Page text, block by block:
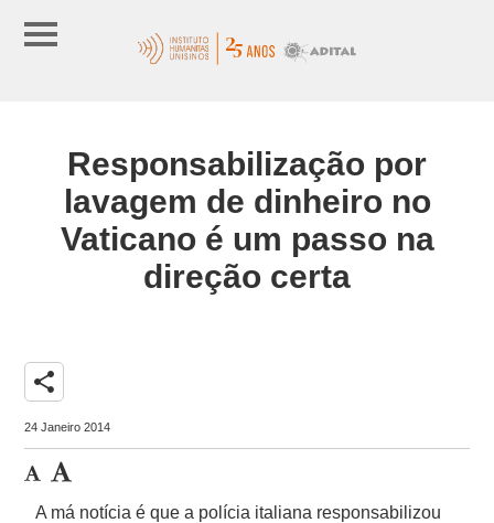
Responsabilização por
lavagem de dinheiro no
Vaticano é um passo na
direção certa
share
24 Janeiro 2014
A má notícia é que a polícia italiana responsabilizou